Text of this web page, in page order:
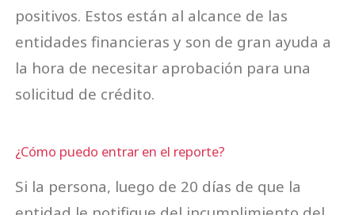
positivos. Estos están al alcance de las
entidades financieras y son de gran ayuda a
la hora de necesitar aprobación para una
solicitud de crédito.
¿Cómo puedo entrar en el reporte?
Si la persona, luego de 20 días de que la